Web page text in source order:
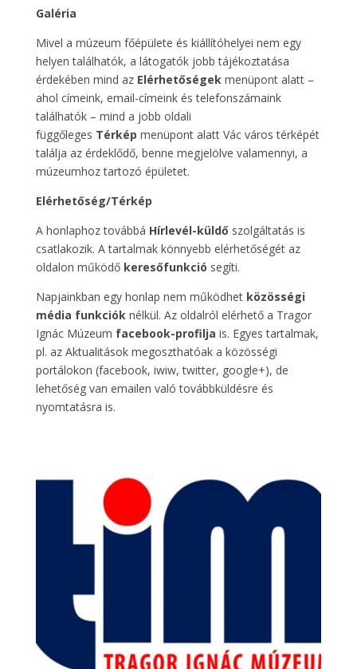
Galéria
Mivel a múzeum főépülete és kiállítóhelyei nem egy
helyen találhatók, a látogatók jobb tájékoztatása
érdekében mind az Elérhetőségekmenüpont alatt –
ahol címeink, email-címeink és telefonszámaink
találhatók – mind a jobb oldali
függőleges Térkép menüpont alatt Vác város térképét
találja az érdeklődő, benne megjelölve valamennyi, a
múzeumhoz tartozó épületet.
Elérhetőség/Térkép
A honlaphoz továbbá Hírlevél-küldőszolgáltatás is
csatlakozik. A tartalmak könnyebb elérhetőségét az
oldalon működő keresőfunkció segíti.
Napjainkban egy honlap nem működhet közösségi
média funkcióknélkül. Az oldalról elérhető a Tragor
Ignác Múzeum facebook-profilja is. Egyes tartalmak,
pl. az Aktualitások megoszthatóak a közösségi
portálokon (facebook, iwiw, twitter, google+), de
lehetőség van emailen való továbbküldésre és
nyomtatásra is.